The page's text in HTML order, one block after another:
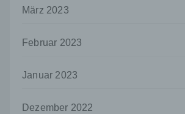
März 2023
Februar 2023
Januar 2023
Dezember 2022
Mitgliedstaaten möglicherweise
jedoch nicht als Empfänger.
Dritter ist eine natürliche oder
Stelle außer der betroffenen